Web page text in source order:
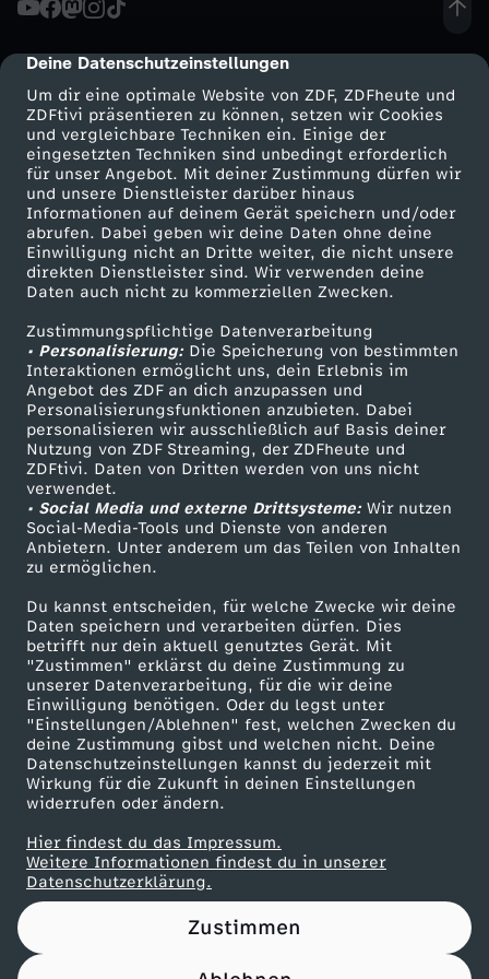
cmp-dialog-description
Deine Datenschutzeinstellungen
Um dir eine optimale Website von ZDF, ZDFheute und
ZDFtivi präsentieren zu können, setzen wir Cookies
und vergleichbare Techniken ein. Einige der
eingesetzten Techniken sind unbedingt erforderlich
für unser Angebot. Mit deiner Zustimmung dürfen wir
und unsere Dienstleister darüber hinaus
Informationen auf deinem Gerät speichern und/oder
abrufen. Dabei geben wir deine Daten ohne deine
Einwilligung nicht an Dritte weiter, die nicht unsere
direkten Dienstleister sind. Wir verwenden deine
Daten auch nicht zu kommerziellen Zwecken.
Zustimmungspflichtige Datenverarbeitung
• Personalisierung:Die Speicherung von bestimmten
Interaktionen ermöglicht uns, dein Erlebnis im
Angebot des ZDF an dich anzupassen und
Personalisierungsfunktionen anzubieten. Dabei
personalisieren wir ausschließlich auf Basis deiner
Nutzung von ZDF Streaming, der ZDFheute und
ZDFtivi. Daten von Dritten werden von uns nicht
verwendet.
• Social Media und externe Drittsysteme:Wir nutzen
Social-Media-Tools und Dienste von anderen
Anbietern. Unter anderem um das Teilen von Inhalten
zu ermöglichen.
Du kannst entscheiden, für welche Zwecke wir deine
Daten speichern und verarbeiten dürfen. Dies
betrifft nur dein aktuell genutztes Gerät. Mit
"Zustimmen" erklärst du deine Zustimmung zu
unserer Datenverarbeitung, für die wir deine
Einwilligung benötigen. Oder du legst unter
"Einstellungen/Ablehnen" fest, welchen Zwecken du
deine Zustimmung gibst und welchen nicht. Deine
Datenschutzeinstellungen kannst du jederzeit mit
Wirkung für die Zukunft in deinen Einstellungen
widerrufen oder ändern.
Hier findest du das Impressum.
Weitere Informationen findest du in unserer
Datenschutzerklärung.
Zustimmen
I
V
:
D
i
e
T
i
k
T
o
k
-
S
t
r
a
Mehr ZDF
ZDF-Apps
Smart TV
ZDFtext
Livestreams
Sendungen A-Z
TV-Programm
Service
ZDFmitreden
Kontakt zum ZDF
Tickets
Zuschauerservice
Hilfe
ZDF Unternehmen
Karriere
ZDF goes Schule
Werbefernsehen
Mainzelmännchen
Partner